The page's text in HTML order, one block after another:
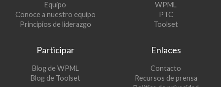
Equipo
Conoce a nuestro equipo
Principios de liderazgo
WPML
en
ventana)
PTC(se
abre
nueva
Toolset(se
una
ventana)
Participar
Blog de WPML
abre
Blog de Toolset(se
Enlaces
Contacto
Recursos de prensa